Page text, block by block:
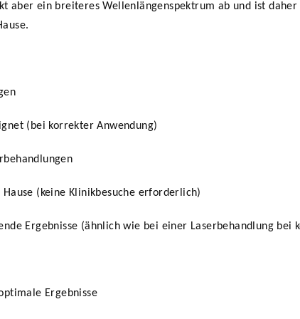
aber ein breiteres Wellenlängenspektrum ab und ist daher
(bei korrekter Anwendung)
(keine Klinikbesuche erforderlich)
Ergebnisse (ähnlich wie bei einer Laserbehandlung bei
Ergebnisse